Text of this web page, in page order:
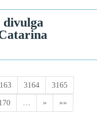
3164 3165
… » »»